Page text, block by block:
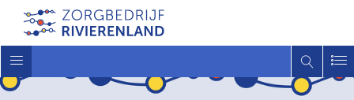
Toggle
navigatie